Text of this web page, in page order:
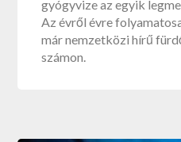
gyógyvize az egyik
Az évről évre
már nemzetközi hírű
számon.